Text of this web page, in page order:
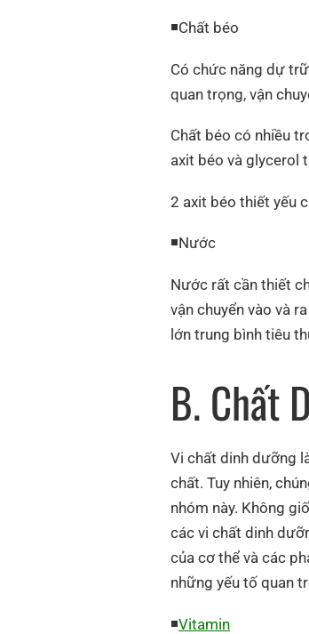
◾Chất béo
Có chức năng dự
quan trọng, vận
Chất béo có nhiều
axit béo và glycerol
2 axit béo thiết yếu
◾Nước
Nước rất cần thiết
vận chuyển vào và
lớn trung bình tiêu
B. Chất
Vi chất dinh dưỡng
chất. Tuy nhiên,
nhóm này. Không
các vi chất dinh
của cơ thể và các
những yếu tố quan
◾Vitamin